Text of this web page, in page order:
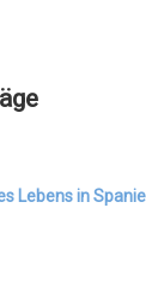
Lebens in